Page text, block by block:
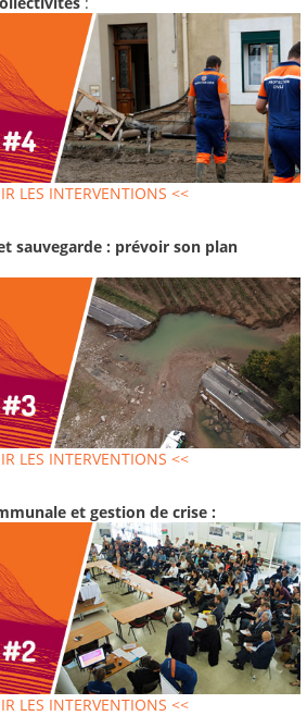
LES INTERVENTIONS <<
sauvegarde : prévoir son plan
LES INTERVENTIONS <<
et gestion de crise :
LES INTERVENTIONS <<